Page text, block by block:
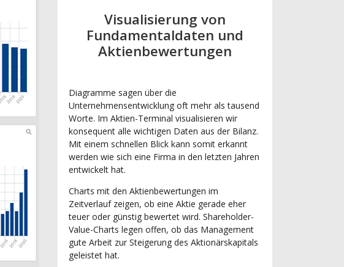
Visualisierung von
Fundamentaldaten und
Aktienbewertungen
Diagramme sagen über die
Unternehmensentwicklung oft mehr als tausend
Worte. Im Aktien-Terminal visualisieren wir
konsequent alle wichtigen Daten aus der Bilanz.
Mit einem schnellen Blick kann somit erkannt
werden wie sich eine Firma in den letzten Jahren
entwickelt hat.
Charts mit den Aktienbewertungen im
Zeitverlauf zeigen, ob eine Aktie gerade eher
teuer oder günstig bewertet wird. Shareholder-
Value-Charts legen offen, ob das Management
gute Arbeit zur Steigerung des Aktionärskapitals
geleistet hat.